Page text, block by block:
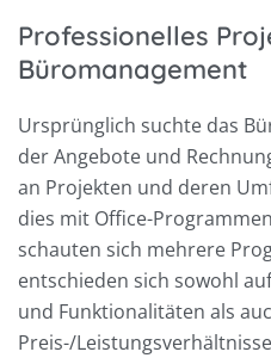
Professionelles
Büromanagement
Ursprünglich suchte das
der Angebote und
an Projekten und deren
dies mit Office-
schauten sich mehrere
entschieden sich sowohl
und Funktionalitäten als
Preis-/